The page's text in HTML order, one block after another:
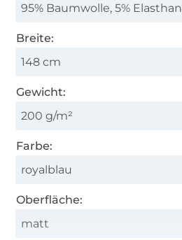
95% Baumwolle, 5% Elasthan
Breite:
148 cm
Gewicht:
200 g/m²
Farbe:
royalblau
Oberfläche:
matt